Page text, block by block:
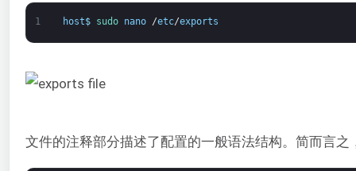
1 host$ sudo nano /etc/exports
文件的注释部分描述了配置的一般语法结构。简而言